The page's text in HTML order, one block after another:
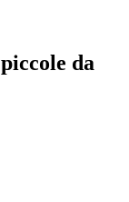
da